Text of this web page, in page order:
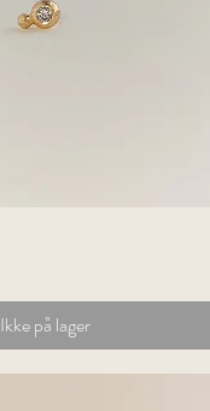
Ikke på lager